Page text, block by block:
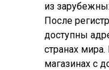
из
После
доступны
странах
магазинах с